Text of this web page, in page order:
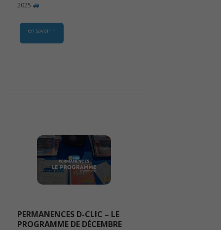
2025
en savoir +
PERMANENCES D-CLIC – LE
PROGRAMME DE DÉCEMBRE